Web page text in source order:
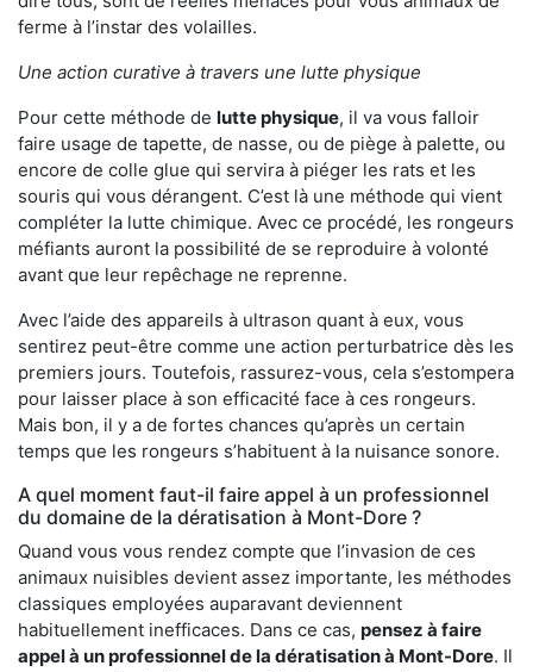
ferme à l’instar des volailles.
Une action curative à travers une lutte physique
Pour cette méthode de lutte physique, il va vous falloir
faire usage de tapette, de nasse, ou de piège à palette, ou
encore de colle glue qui servira à piéger les rats et les
souris qui vous dérangent. C’est là une méthode qui vient
compléter la lutte chimique. Avec ce procédé, les rongeurs
méfiants auront la possibilité de se reproduire à volonté
avant que leur repêchage ne reprenne.
Avec l’aide des appareils à ultrason quant à eux, vous
sentirez peut-être comme une action perturbatrice dès les
premiers jours. Toutefois, rassurez-vous, cela s’estompera
pour laisser place à son efficacité face à ces rongeurs.
Mais bon, il y a de fortes chances qu’après un certain
temps que les rongeurs s’habituent à la nuisance sonore.
A quel moment faut-il faire appel à un professionnel
du domaine de la dératisation à Mont-Dore ?
Quand vous vous rendez compte que l’invasion de ces
animaux nuisibles devient assez importante, les méthodes
classiques employées auparavant deviennent
habituellement inefficaces. Dans ce cas, pensez à faire
appel à un professionnel de la dératisation à Mont-Dore. Il